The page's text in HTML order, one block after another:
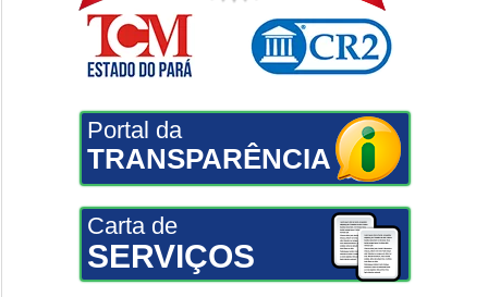
Portal da
TRANSPARÊNCIA
Carta de
SERVIÇOS